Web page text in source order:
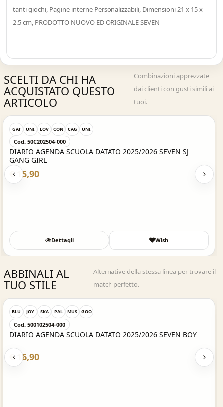
tanti giochi, Pagine interne Personalizzabili, Dimensioni21 x 15 x
2.5 cm, PRODOTTO NUOVO ED ORIGINALE SEVEN
SCELTI DA CHI HA
ACQUISTATO QUESTO
ARTICOLO
Combinazioni apprezzate
dai clienti con gusti simili ai
tuoi.
GAT UNI LOV CON CAG UNI
Cod. 50C202504-000
DIARIO AGENDA SCUOLA DATATO 2025/2026 SEVEN SJ
GANG GIRL
€ 15,90
Dettagli Wish
ABBINALI AL
TUO STILE
Alternative della stessa linea per trovare il
match perfetto.
Acquisto Veloce
BLU JOY SKA PAL MUS GOO
Cod. 500102504-000
DIARIO AGENDA SCUOLA DATATO 2025/2026 SEVEN BOY
€ 16,90